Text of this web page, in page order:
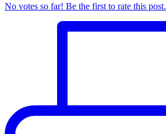
No votes so far! Be the first to rate this post.